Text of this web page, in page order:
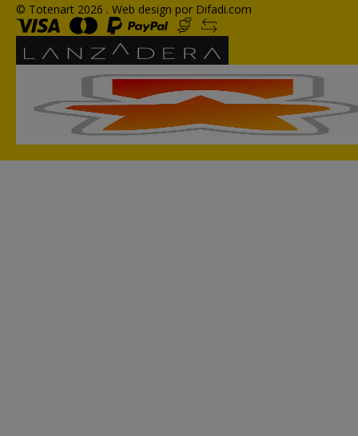
© Totenart 2026 . Web design por Difadi.com